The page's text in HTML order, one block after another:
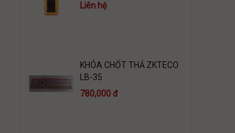
Liên hệ
KHÓA CHỐT THẢ ZKTECO
LB-35
780,000 đ